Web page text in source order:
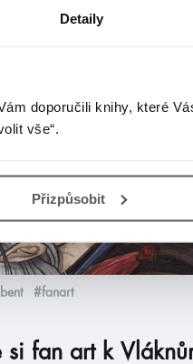
Detaily
doporučili knihy, které
vše“.
Přizpůsobit
#fanart
si fan art k